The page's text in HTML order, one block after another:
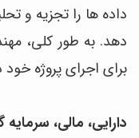
داده ها را تجزیه و
دهد. به طور کلی،
برای اجرای پروژه خود
دارایی، مالی، سرمایه